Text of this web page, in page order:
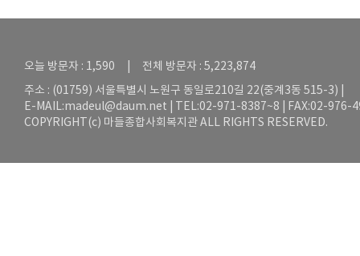
오늘 방문자 : 1,590 | 전체 방문자 : 5,223,874
주소 : (01759) 서울특별시 노원구 동일로210길 22(중계3동 515-3) |
E-MAIL:madeul@daum.net | TEL:02-971-8387~8 | FAX:02-976-
COPYRIGHT(c) 마들종합사회복지관 ALL RIGHTS RESERVED.